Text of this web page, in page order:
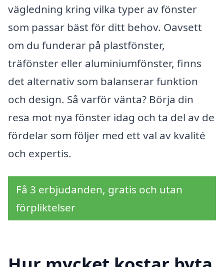
vägledning kring vilka typer av fönster
som passar bäst för ditt behov. Oavsett
om du funderar på plastfönster,
träfönster eller aluminiumfönster, finns
det alternativ som balanserar funktion
och design. Så varför vänta? Börja din
resa mot nya fönster idag och ta del av de
fördelar som följer med ett val av kvalité
och expertis.
Få 3 erbjudanden, gratis och utan
förpliktelser